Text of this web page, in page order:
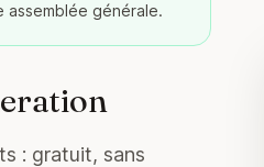
assemblée générale.
: gratuit, sans